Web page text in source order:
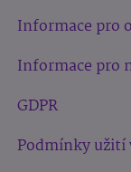
Informace pro
Informace pro
GDPR
Podmínky užití